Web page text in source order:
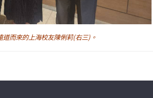
而來的上海校友陳俐莉(右三)。